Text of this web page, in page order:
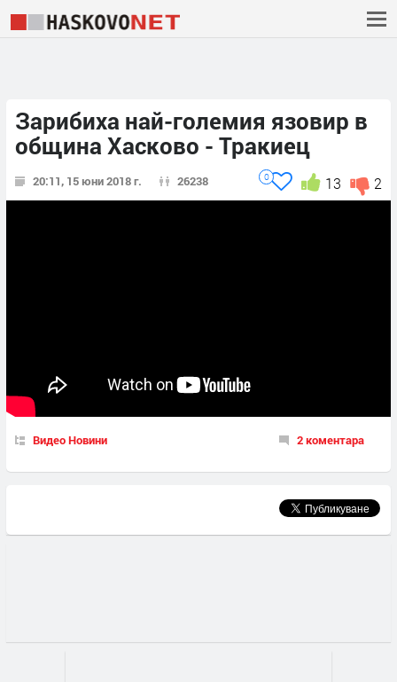
Зарибиха най-големия язовир в
община Хасково - Тракиец
20:11, 15 юни 2018 г. 26238 2
13
0
Видео Новини 2 коментара